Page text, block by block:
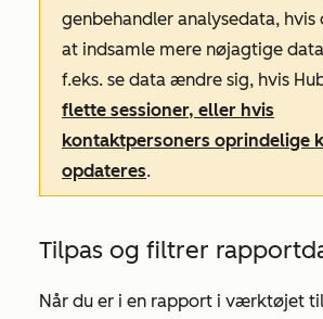
genbehandler analysedata,
at indsamle mere nøjagtige
f.eks. se data ændre sig, hvis
flette sessioner, eller hvis
kontaktpersoners oprindelige
opdateres.
Tilpas og filtrer
Når du er i en rapport i værktøjet